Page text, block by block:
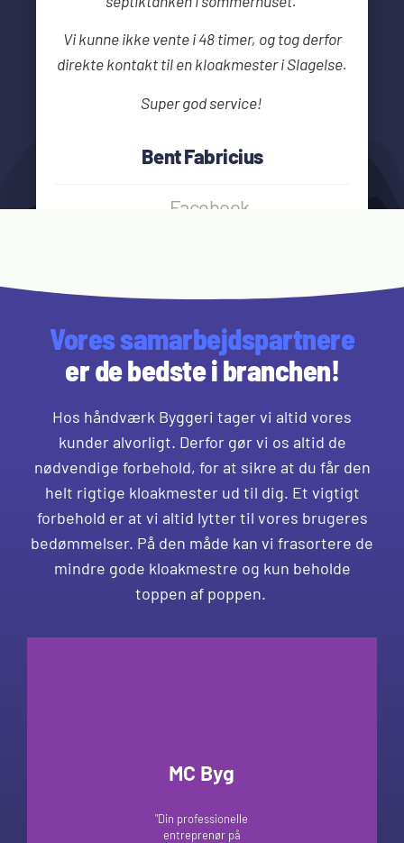
Vi kunne ikke vente i 48 timer, og tog derfor
direkte kontakt til en kloakmester i Slagelse.
Super god service!
Bent Fabricius
Facebook
Vores samarbejdspartnere
er de bedste i branchen!
Hos håndværk Byggeri tager vi altid vores
kunder alvorligt. Derfor gør vi os altid de
nødvendige forbehold, for at sikre at du får den
helt rigtige kloakmester ud til dig. Et vigtigt
forbehold er at vi altid lytter til vores brugeres
bedømmelser. På den måde kan vi frasortere de
mindre gode kloakmestre og kun beholde
toppen af poppen.
MC Byg
"Din professionelle
entreprenør på